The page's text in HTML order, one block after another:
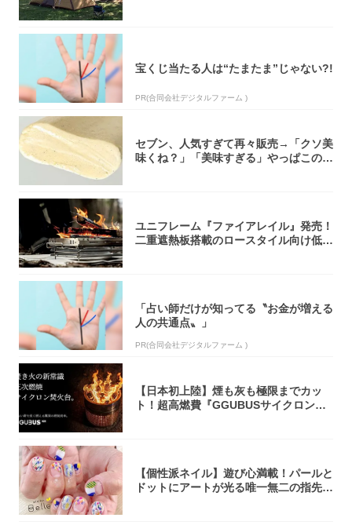
宝くじ当たる人は“たまたま”じゃない?!
PR(合同会社デジタルファーム )
セブン、人気すぎて再々販売→「クソ美
味くね？」「美味すぎる」やっぱこのク
ユニフレーム『ファイアレイル』発売！
二重遮熱板搭載のロースタイル向け低型
「占い師だけが知ってる〝お金が増える
人の共通点〟」
PR(合同会社デジタルファーム )
【日本初上陸】煙も灰も極限までカッ
ト！超高燃費『GGUBUSサイクロン焚
【個性派ネイル】遊び心満載！パールと
ドットにアートが光る唯一無二の指先が